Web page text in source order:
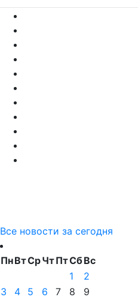
Все новости за сегодня
ПнВтСрЧтПтСбВс
1
2
3
4 5 6 7 8
9